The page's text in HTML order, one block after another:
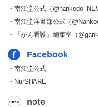
・南江堂公式（
・南江堂洋書部公式（
・『がん看護』編集室（
Facebook
・南江堂公式
・NurSHARE
note